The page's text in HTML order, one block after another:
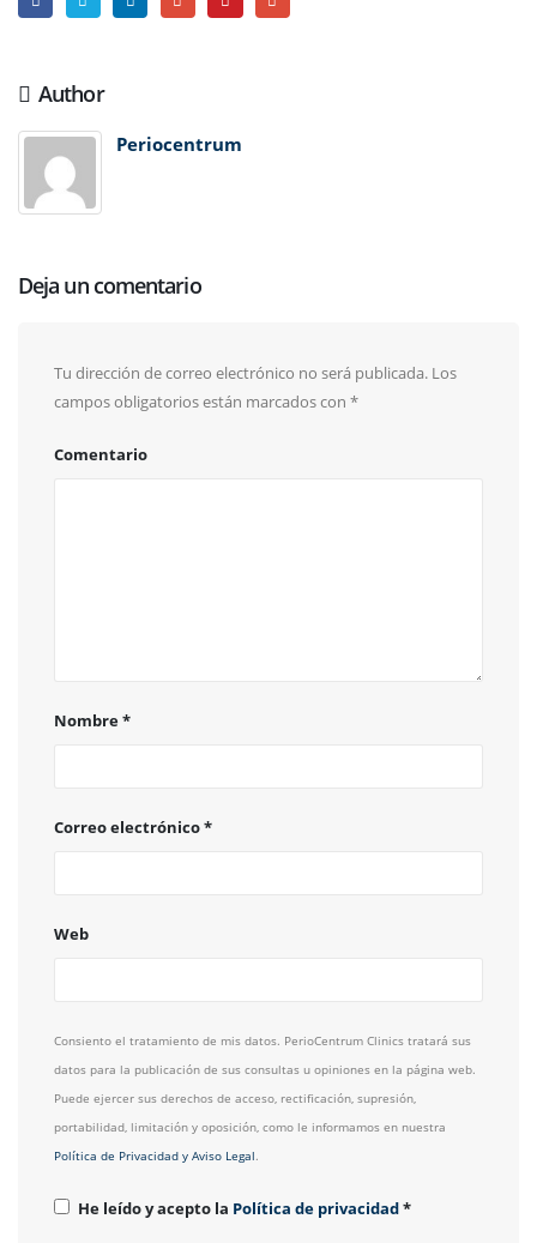
Author
Periocentrum
Deja un comentario
Tu dirección de correo electrónico no será publicada. Los
campos obligatorios están marcados con *
Comentario
Nombre*
Correo electrónico*
Web
Consiento el tratamiento de mis datos. PerioCentrum Clinics tratará sus
datos para la publicación de sus consultas u opiniones en la página web.
Puede ejercer sus derechos de acceso, rectificación, supresión,
portabilidad, limitación y oposición, como le informamos en nuestra
Política de Privacidad y Aviso Legal.
He leído y acepto la Política de privacidad*